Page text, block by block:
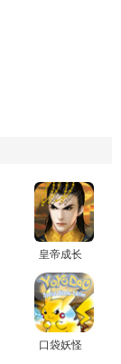
皇帝成长
计划2领红
包
口袋妖怪